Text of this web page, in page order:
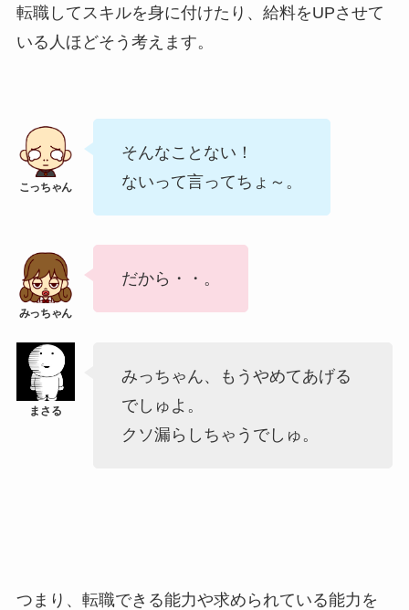
転職してスキルを身に付けたり、給料をUPさせて
いる人ほどそう考えます。
そんなことない！
ないって言ってちょ～。
だから・・。
みっちゃん、もうやめてあげる
でしゅよ。
クソ漏らしちゃうでしゅ。
つまり、転職できる能力や求められている能力を